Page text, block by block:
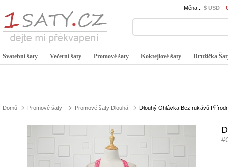
Měna : $ USD
Svatební šaty Večerní šaty Promové šaty Koktejlové šaty Družička
Domů Promové šaty Promové šaty Dlouhá Dlouhý Ohlávka Bez rukávů